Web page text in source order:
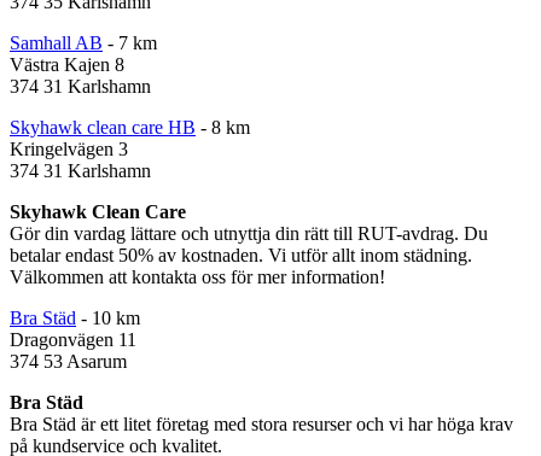
Samhall AB - 7 km
Västra Kajen 8
374 31 Karlshamn
Skyhawk clean care HB - 8 km
Kringelvägen 3
374 31 Karlshamn
Skyhawk Clean Care
Gör din vardag lättare och utnyttja din rätt till RUT-avdrag. Du
betalar endast 50% av kostnaden. Vi utför allt inom städning.
Välkommen att kontakta oss för mer information!
Bra Städ - 10 km
Dragonvägen 11
374 53 Asarum
Bra Städ
Bra Städ är ett litet företag med stora resurser och vi har höga krav
på kundservice och kvalitet.